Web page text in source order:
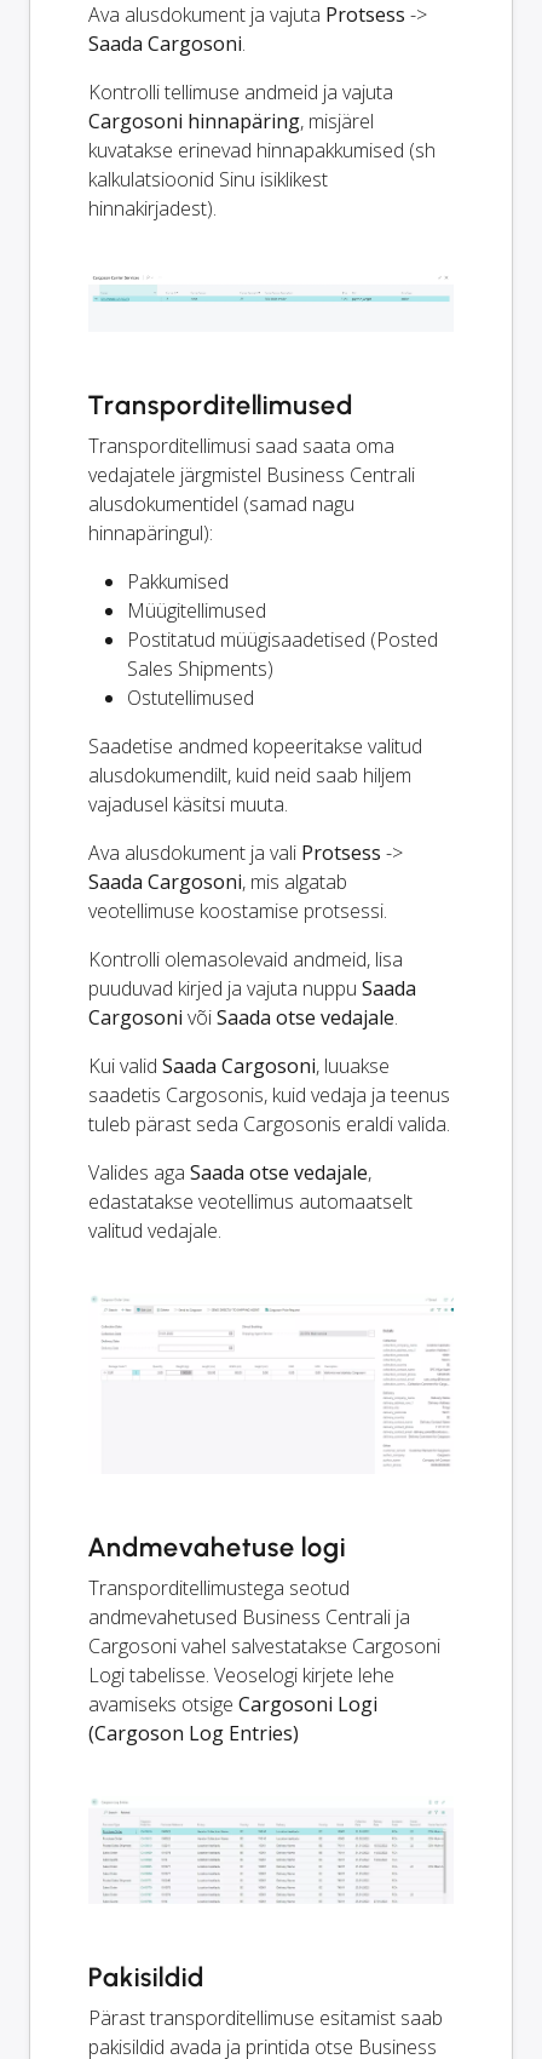
Ava alusdokument ja vajuta Protsess ->
Saada Cargosoni.
Kontrolli tellimuse andmeid ja vajuta
Cargosoni hinnapäring, misjärel
kuvatakse erinevad hinnapakkumised (sh
kalkulatsioonid Sinu isiklikest
hinnakirjadest).
Transporditellimused
Transporditellimusi saad saata oma
vedajatele järgmistel Business Centrali
alusdokumentidel (samad nagu
hinnapäringul):
Pakkumised
Müügitellimused
Postitatud müügisaadetised (Posted
Sales Shipments)
Ostutellimused
Saadetise andmed kopeeritakse valitud
alusdokumendilt, kuid neid saab hiljem
vajadusel käsitsi muuta.
Ava alusdokument ja vali Protsess ->
Saada Cargosoni, mis algatab
veotellimuse koostamise protsessi.
Kontrolli olemasolevaid andmeid, lisa
puuduvad kirjed ja vajuta nuppu Saada
Cargosoni võiSaada otse vedajale.
Kui valid Saada Cargosoni, luuakse
saadetis Cargosonis, kuid vedaja ja teenus
tuleb pärast seda Cargosonis eraldi valida.
Valides aga Saada otse vedajale,
edastatakse veotellimus automaatselt
valitud vedajale.
Andmevahetuse logi
Transporditellimustega seotud
andmevahetused Business Centrali ja
Cargosoni vahel salvestatakse Cargosoni
Logi tabelisse. Veoselogi kirjete lehe
avamiseks otsige Cargosoni Logi
(Cargoson Log Entries)
Pakisildid
Pärast transporditellimuse esitamist saab
pakisildid avada ja printida otse Business